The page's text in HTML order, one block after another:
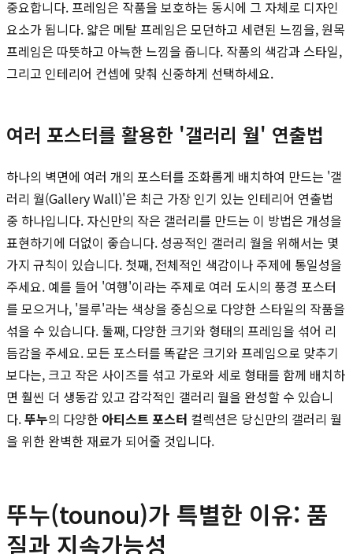
중요합니다. 프레임은 작품을 보호하는 동시에 그 자체로 디자인
요소가 됩니다. 얇은 메탈 프레임은 모던하고 세련된 느낌을, 원목
프레임은 따뜻하고 아늑한 느낌을 줍니다. 작품의 색감과 스타일,
그리고 인테리어 컨셉에 맞춰 신중하게 선택하세요.
여러 포스터를 활용한 '갤러리 월' 연출법
하나의 벽면에 여러 개의 포스터를 조화롭게 배치하여 만드는 '갤
러리 월(Gallery Wall)'은 최근 가장 인기 있는 인테리어 연출법
중 하나입니다. 자신만의 작은 갤러리를 만드는 이 방법은 개성을
표현하기에 더없이 좋습니다. 성공적인 갤러리 월을 위해서는 몇
가지 규칙이 있습니다. 첫째, 전체적인 색감이나 주제에 통일성을
주세요. 예를 들어 '여행'이라는 주제로 여러 도시의 풍경 포스터
를 모으거나, '블루'라는 색상을 중심으로 다양한 스타일의 작품을
섞을 수 있습니다. 둘째, 다양한 크기와 형태의 프레임을 섞어 리
듬감을 주세요. 모든 포스터를 똑같은 크기와 프레임으로 맞추기
보다는, 크고 작은 사이즈를 섞고 가로와 세로 형태를 함께 배치하
면 훨씬 더 생동감 있고 감각적인 갤러리 월을 완성할 수 있습니
다.뚜누의 다양한 아티스트 포스터 컬렉션은 당신만의 갤러리 월
을 위한 완벽한 재료가 되어줄 것입니다.
뚜누(tounou)가 특별한 이유: 품
질과 지속가능성